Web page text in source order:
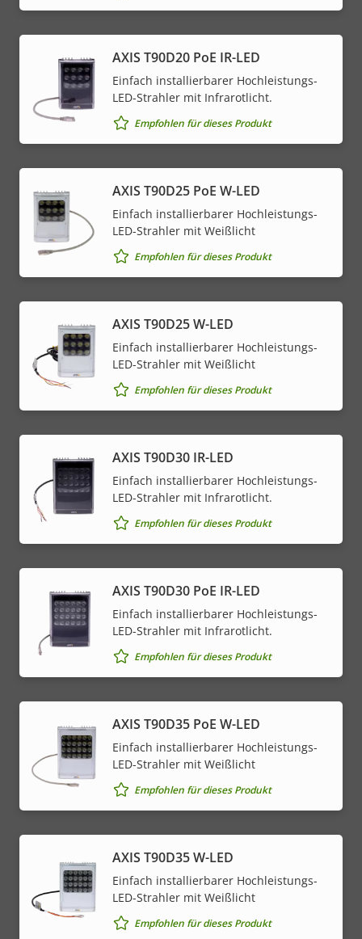
AXIS T90D20 PoE IR-LED
Einfach installierbarer Hochleistungs-
LED-Strahler mit Infrarotlicht.
Empfohlen für dieses Produkt
AXIS T90D25 PoE W-LED
Einfach installierbarer Hochleistungs-
LED-Strahler mit Weißlicht
Empfohlen für dieses Produkt
AXIS T90D25 W-LED
Einfach installierbarer Hochleistungs-
LED-Strahler mit Weißlicht
Empfohlen für dieses Produkt
AXIS T90D30 IR-LED
Einfach installierbarer Hochleistungs-
LED-Strahler mit Infrarotlicht.
Empfohlen für dieses Produkt
AXIS T90D30 PoE IR-LED
Einfach installierbarer Hochleistungs-
LED-Strahler mit Infrarotlicht.
Empfohlen für dieses Produkt
AXIS T90D35 PoE W-LED
Einfach installierbarer Hochleistungs-
LED-Strahler mit Weißlicht
Empfohlen für dieses Produkt
AXIS T90D35 W-LED
Einfach installierbarer Hochleistungs-
LED-Strahler mit Weißlicht
Empfohlen für dieses Produkt